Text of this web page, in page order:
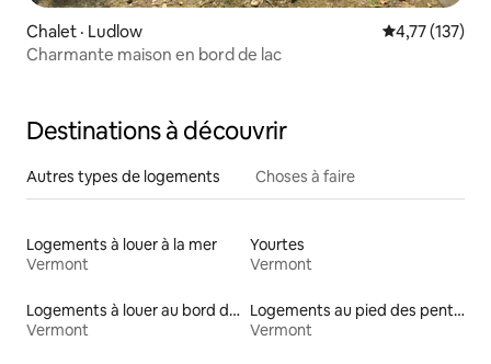
Chalet · Ludlow Note
4,77 (137)
Charmante maison en bord de lac
Destinations à découvrir
Autres types de logements Choses à faire
Logements à louer à la mer
Vermont
Yourtes
Vermont
Logements à louer au bord d'un lac
Vermont
Logements au pied des pentes à louer
Vermont